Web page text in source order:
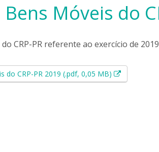
Móveis do
CRP-PR referente ao exercício de
do CRP-PR 2019 (.pdf, 0,05 MB) Esse link